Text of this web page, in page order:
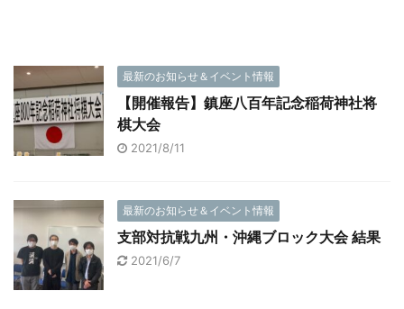
最新のお知らせ＆イベント情報
【開催報告】鎮座八百年記念稲荷神社将
棋大会
2021/8/11
最新のお知らせ＆イベント情報
支部対抗戦九州・沖縄ブロック大会 結果
2021/6/7